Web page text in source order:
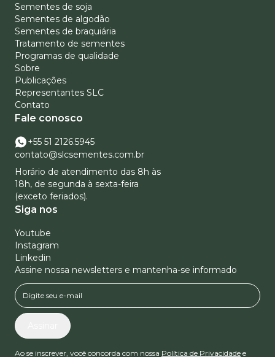
Sementes de soja
Sementes de algodão
Sementes de braquiária
Tratamento de sementes
Programas de qualidade
Sobre
Publicações
Representantes SLC
Contato
Fale conosco
+55 51 2126.5945
contato@slcsementes.com.br
Horário de atendimento das 8h às
18h, de segunda à sexta-feira
(exceto feriados).
Siga nos
Youtube
Instagram
Linkedin
Assine nossa newsletters e mantenha-se informado
Ao se inscrever, você concorda com nossa Política de Privacidade e